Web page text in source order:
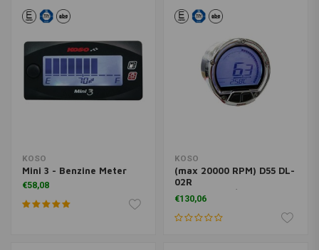
KOSO
Mini 3 - Benzine Meter
€58,08
KOSO
(max 20000 RPM) D55 DL-
02R
Toerenteller/Thermometer
LCD Display
€130,06